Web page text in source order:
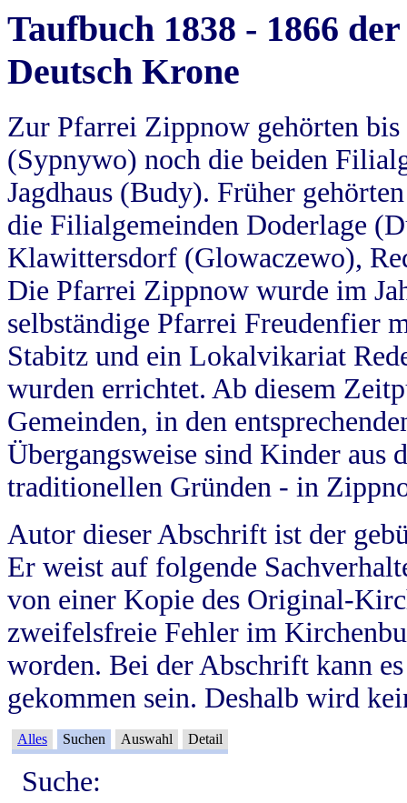
Taufbuch 1838 - 1866
Deutsch Krone
Zur Pfarrei Zippnow gehörten
(Sypnywo) noch die beiden
Jagdhaus (Budy). Früher
die Filialgemeinden Doderlage
Klawittersdorf (Glowaczewo),
Die Pfarrei Zippnow wurde im
selbständige Pfarrei Freudenfier
Stabitz und ein Lokalvikariat
wurden errichtet. Ab diesem
Gemeinden, in den
Übergangsweise sind Kinder aus
traditionellen Gründen - in
Autor dieser Abschrift ist der
Er weist auf folgende
von einer Kopie des Original-
zweifelsfreie Fehler im
worden. Bei der Abschrift kann
gekommen sein. Deshalb wird
Alles Suchen Auswahl Detail
Suche: